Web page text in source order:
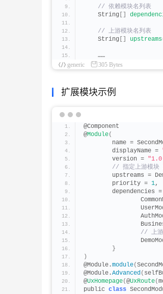
// 依赖模块名列表
    String
// 上游模块名列表
    String
upstreams
    ……
generic
305 Bytes
扩展模块示例
@Component
@Module(
name =
        displayName =
        version =
// 指定上游模块（
upstreams =
        priority =
1,
        dependencies =
// 上游
}
)
@Module.module(
@Module.Advanced(
@UxHomepage(@UxRoute(
public class